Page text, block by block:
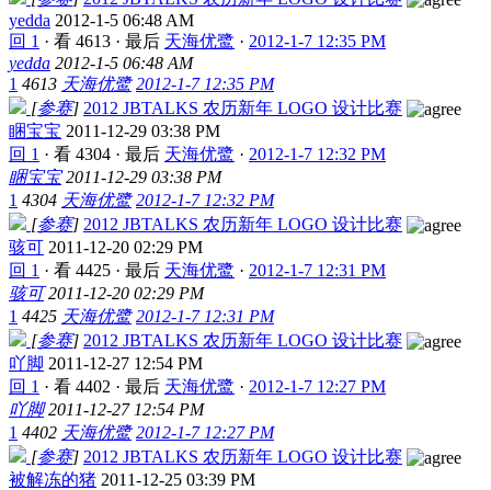
yedda 2012-1-5 06:48 AM
回 1 · 看 4613 · 最后 天海优鹭 · 2012-1-7 12:35 PM
yedda 2012-1-5 06:48 AM
1 4613 天海优鹭 2012-1-7 12:35 PM
[参赛] 2012 JBTALKS 农历新年 LOGO 设计比赛
睏宝宝 2011-12-29 03:38 PM
回 1 · 看 4304 · 最后 天海优鹭 · 2012-1-7 12:32 PM
睏宝宝 2011-12-29 03:38 PM
1 4304 天海优鹭 2012-1-7 12:32 PM
[参赛] 2012 JBTALKS 农历新年 LOGO 设计比赛
骇可 2011-12-20 02:29 PM
回 1 · 看 4425 · 最后 天海优鹭 · 2012-1-7 12:31 PM
骇可 2011-12-20 02:29 PM
1 4425 天海优鹭 2012-1-7 12:31 PM
[参赛] 2012 JBTALKS 农历新年 LOGO 设计比赛
吖脚 2011-12-27 12:54 PM
回 1 · 看 4402 · 最后 天海优鹭 · 2012-1-7 12:27 PM
吖脚 2011-12-27 12:54 PM
1 4402 天海优鹭 2012-1-7 12:27 PM
[参赛] 2012 JBTALKS 农历新年 LOGO 设计比赛
被解冻的猪 2011-12-25 03:39 PM